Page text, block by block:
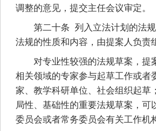
调整的意见，提交主任会议审定。
第二十条 列入立法计划的法规
法规的性质和内容，由提案人负责
对专业性较强的法规草案，提
相关领域的专家参与起草工作或者
家、教学科研单位、社会组织起草
局性、基础性的重要法规草案，可
委员会或者常务委员会有关工作机